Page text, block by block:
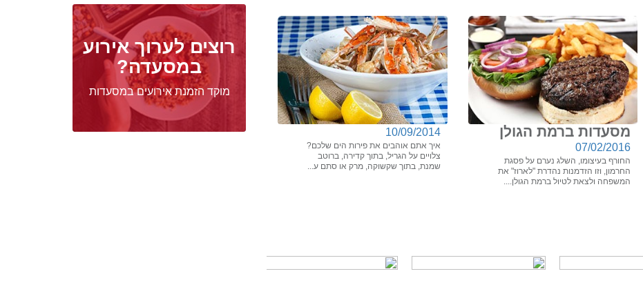
מסעדות ברמת הגולן
07/02/2016
החורף בעיצומו, השלג נערם על פסגת
החרמון, וזו הזדמנות נהדרת "לארוז" את
המשפחה ולצאת לטיול ברמת הגולן....
10/09/2014
איך אתם אוהבים את פירות הים שלכם?
צלויים על הגריל, בתוך קדירה, ברוטב
שמנת, בתוך שקשוקה, מרק או סתם ע...
רוצים לערוך אירוע
במסעדה?
מוקד הזמנת אירועים במסעדות